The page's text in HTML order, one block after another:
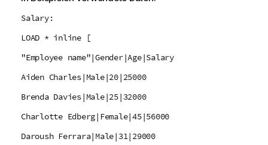
Salary:
LOAD * inline [
"Employee name"|Gender|Age|Salary
Aiden Charles|Male|20|25000
Brenda Davies|Male|25|32000
Charlotte Edberg|Female|45|56000
Daroush Ferrara|Male|31|29000